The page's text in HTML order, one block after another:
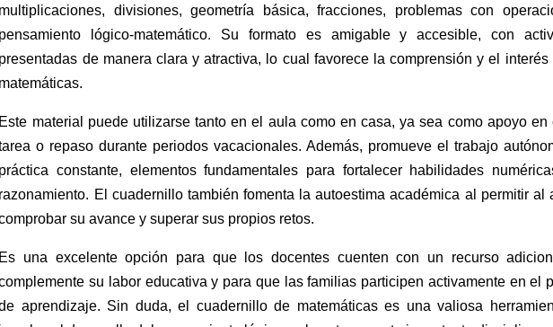
divisiones, geometría básica, fracciones, problemas con
lógico-matemático. Su formato es amigable y accesible, con
de manera clara y atractiva, lo cual favorece la comprensión y el interés
material puede utilizarse tanto en el aula como en casa, ya sea como apoyo en
o repaso durante periodos vacacionales. Además, promueve el trabajo
constante, elementos fundamentales para fortalecer habilidades
El cuadernillo también fomenta la autoestima académica al permitir al
su avance y superar sus propios retos.
una excelente opción para que los docentes cuenten con un recurso
su labor educativa y para que las familias participen activamente en el
aprendizaje. Sin duda, el cuadernillo de matemáticas es una valiosa